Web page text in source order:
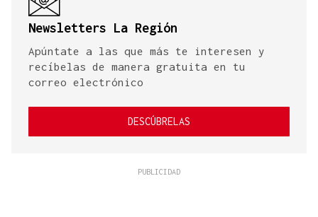
Newsletters La Región
Apúntate a las que más te interesen y
recíbelas de manera gratuita en tu
correo electrónico
DESCÚBRELAS